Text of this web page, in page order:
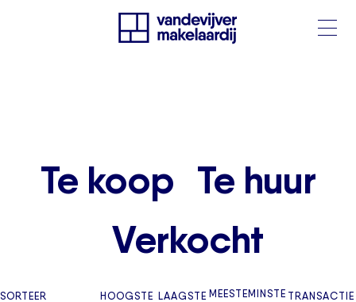
Te koop Te huur
Verkocht
SORTEER
HOOGSTE LAAGSTE MEESTE MINSTE TRANSACTIE